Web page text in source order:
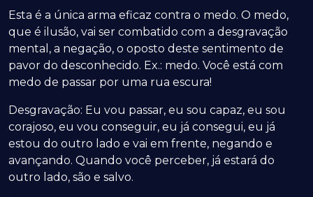
Esta é a única arma eficaz contra o medo. O medo,
que é ilusão, vai ser combatido com a desgravação
mental, a negação, o oposto deste sentimento de
pavor do desconhecido. Ex.: medo. Você está com
medo de passar por uma rua escura!
Desgravação: Eu vou passar, eu sou capaz, eu sou
corajoso, eu vou conseguir, eu já consegui, eu já
estou do outro lado e vai em frente, negando e
avançando. Quando você perceber, já estará do
outro lado, são e salvo.